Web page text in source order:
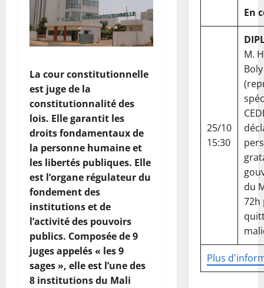
La cour constitutionnelle
est juge de la
constitutionnalité des
lois. Elle garantit les
droits fondamentaux de
la personne humaine et
les libertés publiques. Elle
est l’organe régulateur du
fondement des
institutions et de
l’activité des pouvoirs
publics. Composée de 9
juges appelés « les 9
sages », elle est l’une des
8 institutions du Mali
En
Plus
25/10
15:30
M.
Boly
du
72h